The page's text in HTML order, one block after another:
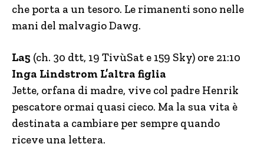
che porta a un tesoro. Le rimanenti sono nelle
mani del malvagio Dawg.
La5 (ch. 30 dtt, 19 TivùSat e 159 Sky) ore 21:10
Inga Lindstrom L’altra figlia
Jette, orfana di madre, vive col padre Henrik
pescatore ormai quasi cieco. Ma la sua vita è
destinata a cambiare per sempre quando
riceve una lettera.